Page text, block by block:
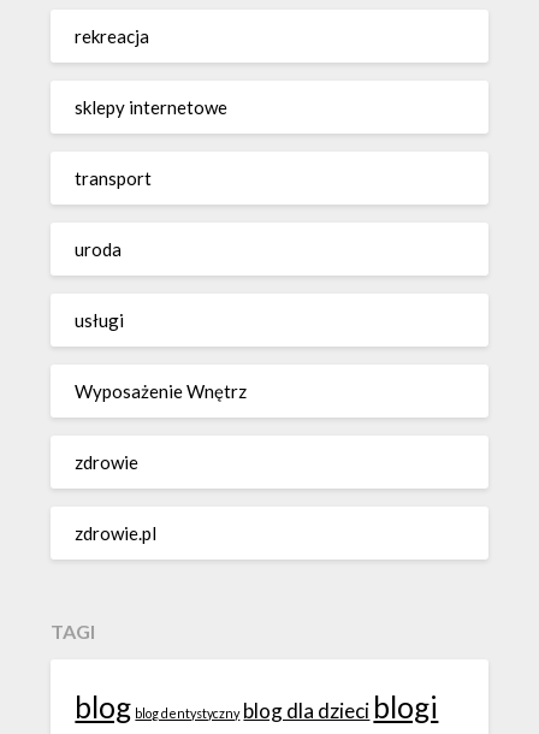
rekreacja
sklepy internetowe
transport
uroda
usługi
Wyposażenie Wnętrz
zdrowie
zdrowie.pl
TAGI
blog blog dentystyczny blog dla dzieci blogi